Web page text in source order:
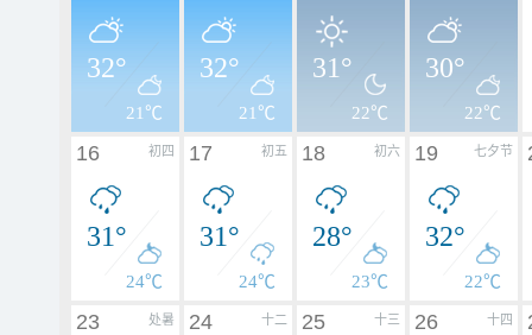
32°
21℃
32°
21℃
31°
22℃
30°
22℃
初四
16
31°
24℃
初五
17
31°
24℃
初六
18
28°
23℃
七夕节
19
32°
22℃
处暑
23 十二
24 十三
25 十四
26